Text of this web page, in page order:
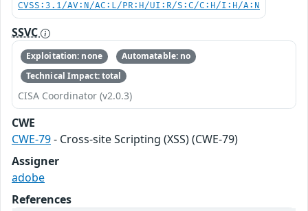
CVSS:3.1/AV:N/AC:L/PR:H/UI:R/S:C/C:H/I:H/A:N
SSVC
Exploitation: none
Automatable: no
Technical Impact: total
CISA Coordinator (v2.0.3)
CWE
CWE-79- Cross-site Scripting (XSS) (CWE-79)
Assigner
adobe
References